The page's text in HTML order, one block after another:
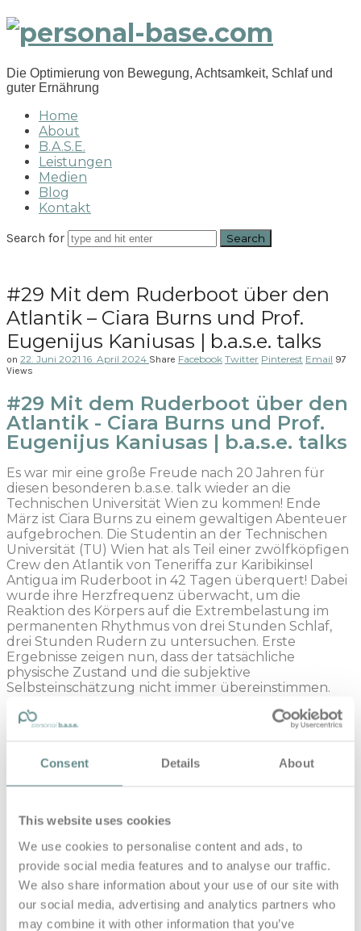
Consent Details About
This website uses cookies
We use cookies to personalise content and ads, to
provide social media features and to analyse our traffic.
We also share information about your use of our site with
our social media, advertising and analytics partners who
may combine it with other information that you’ve
personal-
base.com
Die Optimierung von Bewegung, Achtsamkeit, Schlaf und
guter Ernährung
Home
About
B.A.S.E.
Leistungen
Medien
Blog
Kontakt
Search for
#29 Mit dem Ruderboot über den
Atlantik – Ciara Burns und Prof.
Eugenijus Kaniusas | b.a.s.e. talks
on 22. Juni 2021 16. April 2024 Share Facebook Twitter Pinterest Email 97
Views
#29 Mit dem Ruderboot über den
Atlantik - Ciara Burns und Prof.
Eugenijus Kaniusas | b.a.s.e. talks
Es war mir eine große Freude nach 20 Jahren für
diesen besonderen b.a.s.e. talk wieder an die
Technischen Universität Wien zu kommen! Ende
März ist Ciara Burns zu einem gewaltigen Abenteuer
aufgebrochen. Die Studentin an der Technischen
Universität (TU) Wien hat als Teil einer zwölfköpfigen
Crew den Atlantik von Teneriffa zur Karibikinsel
Antigua im Ruderboot in 42 Tagen überquert! Dabei
wurde ihre Herzfrequenz überwacht, um die
Reaktion des Körpers auf die Extrembelastung im
permanenten Rhythmus von drei Stunden Schlaf,
drei Stunden Rudern zu untersuchen. Erste
Ergebnisse zeigen nun, dass der tatsächliche
physische Zustand und die subjektive
Selbsteinschätzung nicht immer übereinstimmen.
Viel Spaß mit dem Erfahrungen dieses besonderen
Abenteuers von Ciara Burns und der Interpretation
Kaniusas.
Zu Gast bei Gerhard Moser:
Ciara Burns – Studentin Biomedical Engineering TU
Wien
Ao.Univ.Prof. Dipl.-Ing. Dr.techn. habil. Eugenijus
Kaniusas – TU Wien – Institute of Electrodynamics,
Microwave and Circuit Engineering